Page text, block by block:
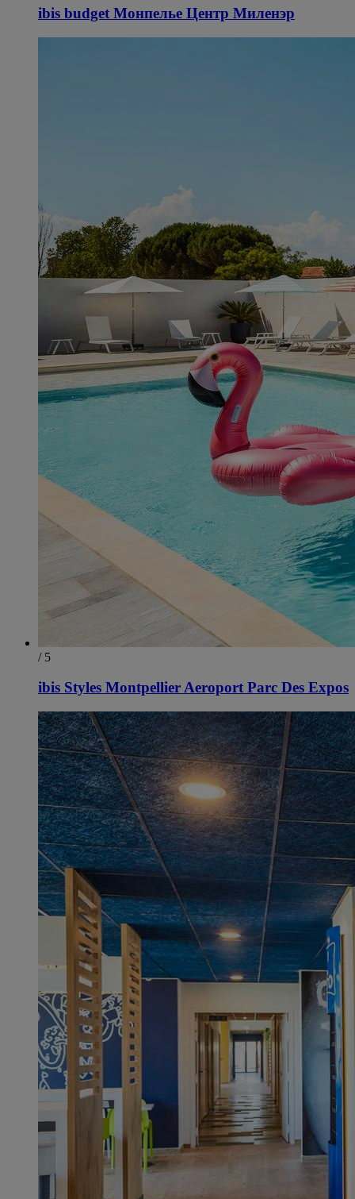
ibis budget Монпелье Центр Миленэр
/ 5
ibis Styles Montpellier Aeroport Parc Des Expos